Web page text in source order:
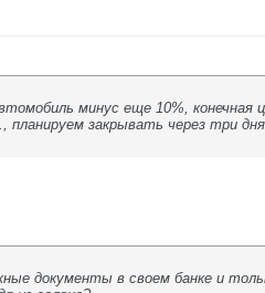
минус еще 10%,
закрывать через три
документы в своем банке и